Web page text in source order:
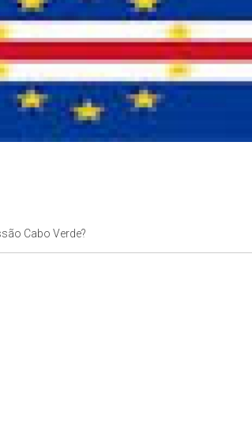
Cabo Verde?